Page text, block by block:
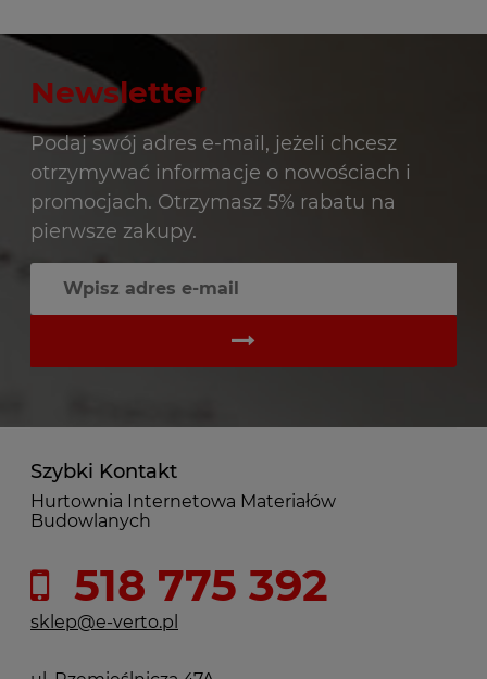
Newsletter
Podaj swój adres e-mail, jeżeli chcesz
otrzymywać informacje o nowościach i
promocjach. Otrzymasz 5% rabatu na
pierwsze zakupy.
Szybki Kontakt
Hurtownia Internetowa Materiałów
Budowlanych
518 775 392
sklep@e-verto.pl